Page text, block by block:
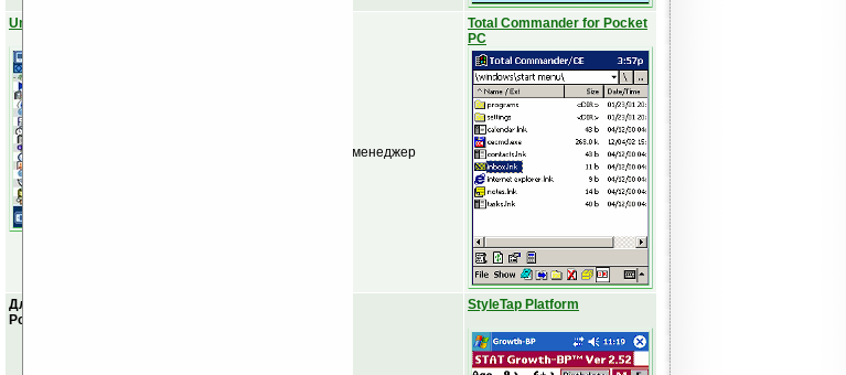
UniCMD
Функциональный файл-менеджер
Total Commander for Pocket
PC
Для Palm OS эмулятора
Pocket PC нет
StyleTap Platform